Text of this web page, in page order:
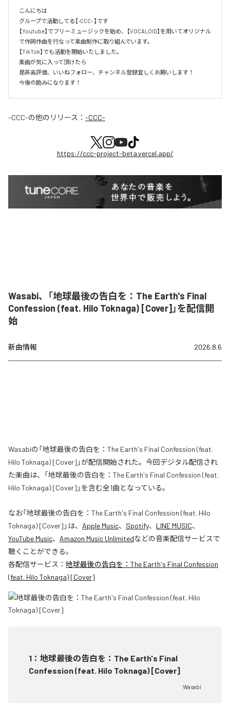
こんにちは
グループで活動してる【-CCC- 】です
【Youtube】でフリーミュージックを始め、【VOCALOID】を用いてオリジナル
で作詞作曲を行なって楽曲制作に取り組んでいます。
【TikTok】でも活動を開始いたしました。
楽曲が気に入って頂けたら
是非高評価、いいねフォロー、チャンネル登録宜しくお願いします！
今後の励みになります！
-CCC-の他のリリース： -CCC-
https://ccc-project-beta.vercel.app/
Wasabi、「地球最後の告白を：The Earth's Final
Confession (feat. Hilo Toknaga) [Cover]」を配信開
始
新曲情報 2026.8.6
Wasabiの「地球最後の告白を：The Earth's Final Confession (feat.
Hilo Toknaga) [Cover]」が配信開始された。今回デジタル配信され
た楽曲は、「地球最後の告白を：The Earth's Final Confession (feat.
Hilo Toknaga) [Cover]」を含む全1曲となっている。
なお「地球最後の告白を：The Earth's Final Confession (feat. Hilo
Toknaga) [Cover] 」は、 Apple Music、 Spotify、 LINE MUSIC、
YouTube Music、 Amazon Music Unlimitedなどの音楽配信サービスで
聴くことができる。
各配信サービス： 地球最後の告白を：The Earth's Final Confession
(feat. Hilo Toknaga) [Cover]
1 ： 地球最後の告白を：The Earth's Final
Confession (feat. Hilo Toknaga) [Cover]
Wasabi